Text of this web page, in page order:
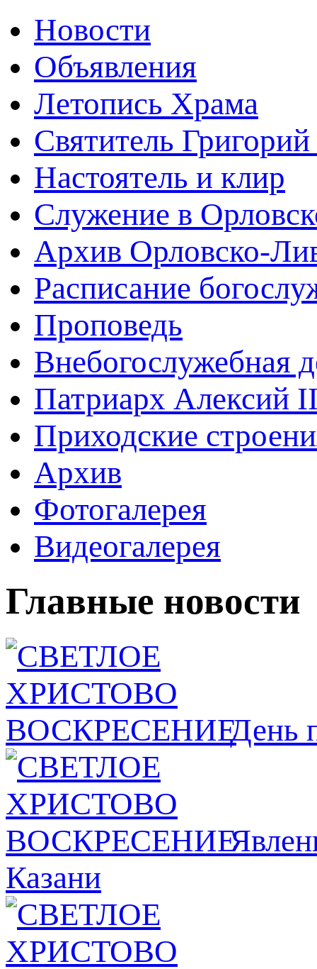
Новости
Объявления
Летопись Храма
Святитель
Настоятель и клир
Служение в
Архив Орловско-
Расписание
Проповедь
Внебогослужебная
Патриарх Алексий
Приходские
Архив
Фотогалерея
Видеогалерея
Главные новости
День
Казани